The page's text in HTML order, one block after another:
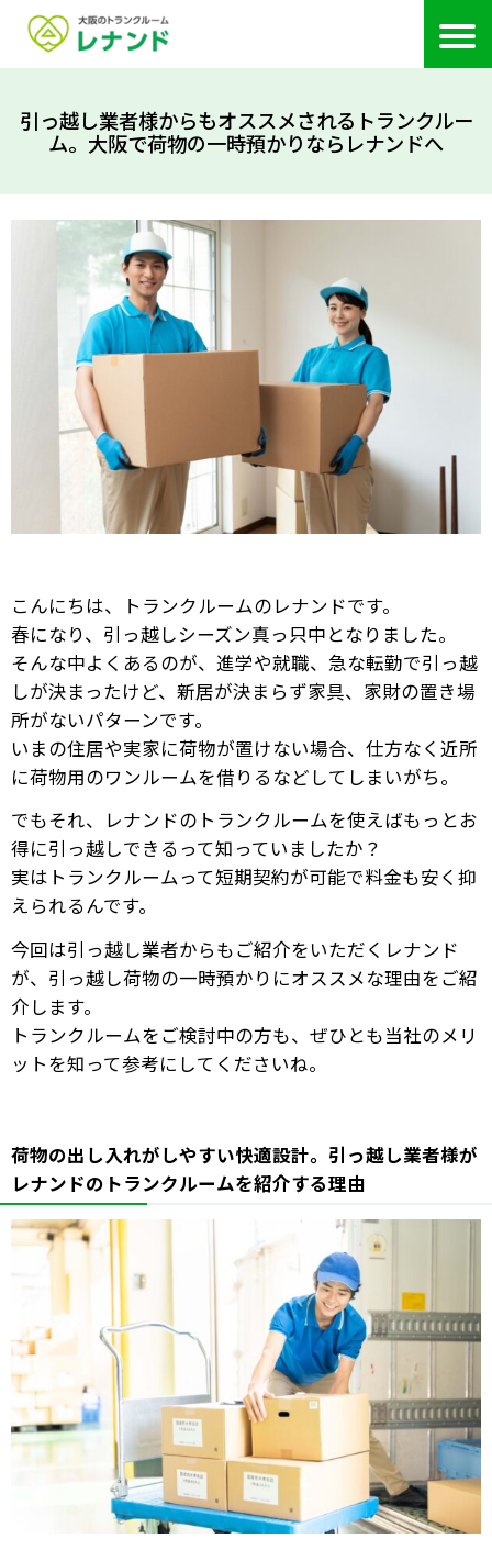
引っ越し業者様からもオススメされるトランクルー
ム。大阪で荷物の一時預かりならレナンドへ
こんにちは、トランクルームのレナンドです。
春になり、引っ越しシーズン真っ只中となりました。
そんな中よくあるのが、進学や就職、急な転勤で引っ越
しが決まったけど、新居が決まらず家具、家財の置き場
所がないパターンです。
いまの住居や実家に荷物が置けない場合、仕方なく近所
に荷物用のワンルームを借りるなどしてしまいがち。
でもそれ、レナンドのトランクルームを使えばもっとお
得に引っ越しできるって知っていましたか？
実はトランクルームって短期契約が可能で料金も安く抑
えられるんです。
今回は引っ越し業者からもご紹介をいただくレナンド
が、引っ越し荷物の一時預かりにオススメな理由をご紹
介します。
トランクルームをご検討中の方も、ぜひとも当社のメリ
ットを知って参考にしてくださいね。
荷物の出し入れがしやすい快適設計。引っ越し業者様が
レナンドのトランクルームを紹介する理由